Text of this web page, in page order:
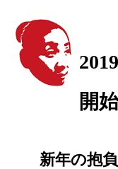
開
新年の抱